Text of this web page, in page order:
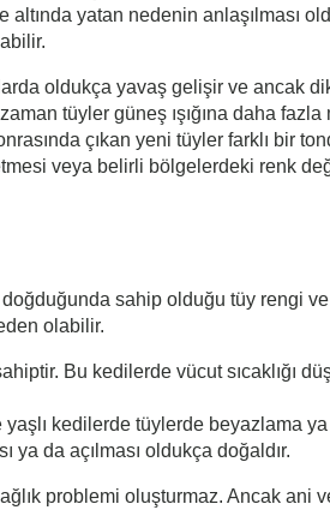
yatan nedenin anlaşılması
oldukça yavaş gelişir ve ancak
tüyler güneş ışığına daha
çıkan yeni tüyler farklı
veya belirli bölgelerdeki renk
sahip olduğu tüy rengi
olabilir.
Bu kedilerde vücut sıcaklığı
kedilerde tüylerde beyazlama
da açılması oldukça doğaldır.
problemi oluşturmaz. Ancak ani